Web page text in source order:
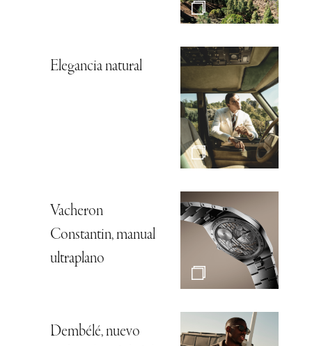
Elegancia natural
Vacheron
Constantin, manual
ultraplano
Dembélé, nuevo